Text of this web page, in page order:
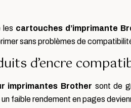
les cartouches d’imprimante
sans problèmes de
d’encre
imprimantes Brother sont de
faible rendement en pages